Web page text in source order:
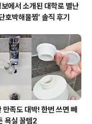
에서 소개된 대학로 별난
호박해물찜’ 솔직 후기
만족도 대박! 한번 쓰면 빼
욕실 꿀템2